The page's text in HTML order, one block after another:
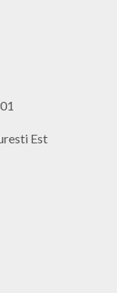
Est